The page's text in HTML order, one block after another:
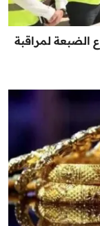
الضبعة لمراقبة